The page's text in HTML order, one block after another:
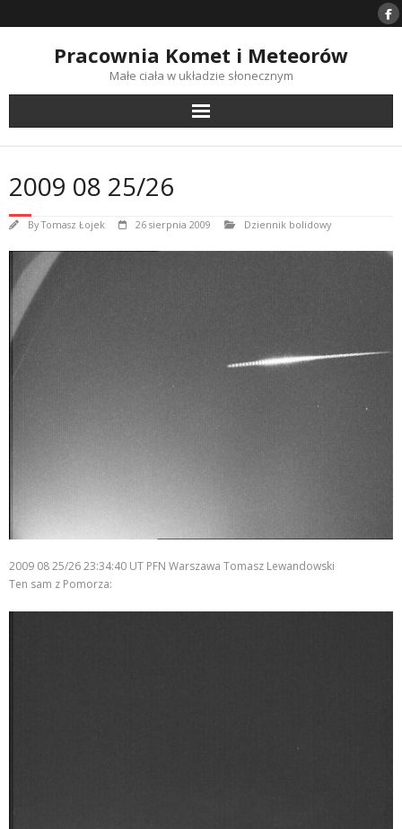
to
Pracownia Komet i Meteorów
Małe ciała w układzie słonecznym
2009 08 25/26
ByTomasz Łojek 26 sierpnia 2009 Dziennik bolidowy
2009 08 25/26 23:34:40 UT PFN Warszawa Tomasz Lewandowski
Ten sam z Pomorza: